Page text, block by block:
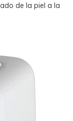
de la piel a la